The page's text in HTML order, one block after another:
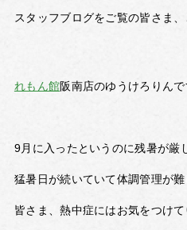
スタッフブログをご覧の皆さま
れもん館阪南店のゆうけろりんで
9月に入ったというのに残暑が厳
猛暑日が続いていて体調管理が
皆さま、熱中症にはお気をつけて